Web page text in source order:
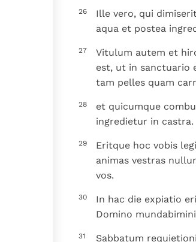
26
Ille vero, qui
aqua et postea
27
Vitulum autem et
est, ut in sanctuario
tam pelles quam
28
et quicumque
ingredietur in castra.
29
Eritque hoc vobis
animas vestras
vos.
30
In hac die expiatio
Domino
31 Sabbatum